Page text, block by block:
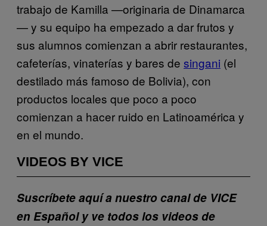
trabajo de Kamilla —originaria de Dinamarca
— y su equipo ha empezado a dar frutos y
sus alumnos comienzan a abrir restaurantes,
cafeterías, vinaterías y bares de singani (el
destilado más famoso de Bolivia), con
productos locales que poco a poco
comienzan a hacer ruido en Latinoamérica y
en el mundo.
VIDEOS BY VICE
Suscríbete aquí a nuestro canal de VICE
en Español y ve todos los videos de